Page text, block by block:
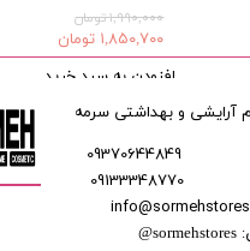
۱,۹۹۰,۰۰۰ تومان
۱,۸۵۰,۷۰۰ تومان
افزودن به سبد خرید
آرایشی و بهداشتی سرمه
09370644849
09133348770
sormehstores
@